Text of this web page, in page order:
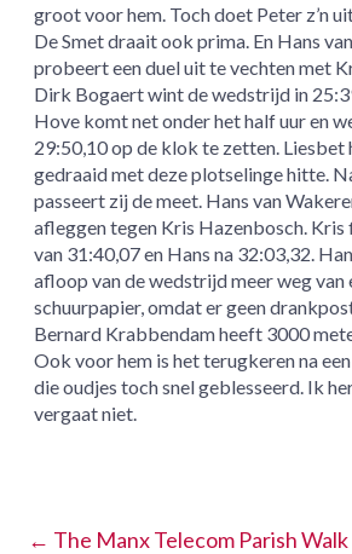
groot voor hem. Toch doet Peter z’n
De Smet draait ook prima. En Hans
probeert een duel uit te vechten met
Dirk Bogaert wint de wedstrijd in
Hove komt net onder het half uur en
29:50,10 op de klok te zetten.
gedraaid met deze plotselinge hitte.
passeert zij de meet. Hans van
afleggen tegen Kris Hazenbosch. Kris
van 31:40,07 en Hans na 32:03,32.
afloop van de wedstrijd meer weg van
schuurpapier, omdat er geen
Bernard Krabbendam heeft 3000
Ook voor hem is het terugkeren na
die oudjes toch snel geblesseerd. Ik
vergaat niet.
← The Manx Telecom Parish